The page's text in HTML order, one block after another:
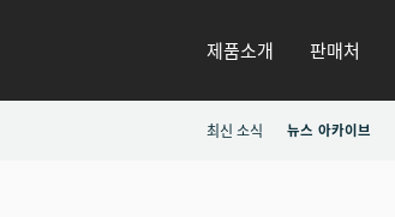
제품소개 판매처
최신 소식 뉴스 아카이브